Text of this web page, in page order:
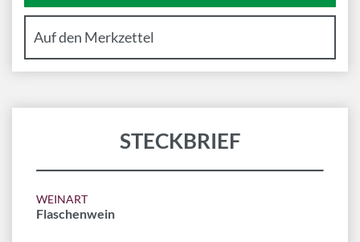
STECKBRIEF
WEINART
Flaschenwein